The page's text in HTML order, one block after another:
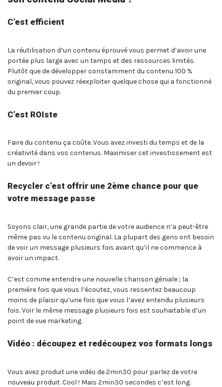
C’est efficient
La réutilisation d’un contenu éprouvé vous permet d’avoir une
portée plus large avec un temps et des ressources limités.
Plutôt que de développer constamment du contenu 100 %
original, vous pouvez réexploiter quelque chose qui a fonctionné
du premier coup.
C’est ROIste
Faire du contenu ça coûte. Vous avez investi du temps et de la
créativité dans vos contenus. Maximiser cet investissement est
un devoir !
Recycler c’est offrir une 2ème chance pour que
votre message passe
Soyons clair, une grande partie de votre audience n’a peut-être
même pas vu le contenu original. La plupart des gens ont besoin
de voir un message plusieurs fois avant qu’il ne commence à
avoir un impact.
C’est comme entendre une nouvelle chanson géniale ; la
première fois que vous l’écoutez, vous ressentez beaucoup
moins de plaisir qu’une fois que vous l’avez entendu plusieurs
fois. Voir le même message plusieurs fois est souhaitable d’un
point de vue marketing.
Vidéo : découpez et redécoupez vos formats longs
Vous avez produit une vidéo de 2min30 pour parlez de votre
nouveau produit. Cool ! Mais 2min30 secondes c’est long.